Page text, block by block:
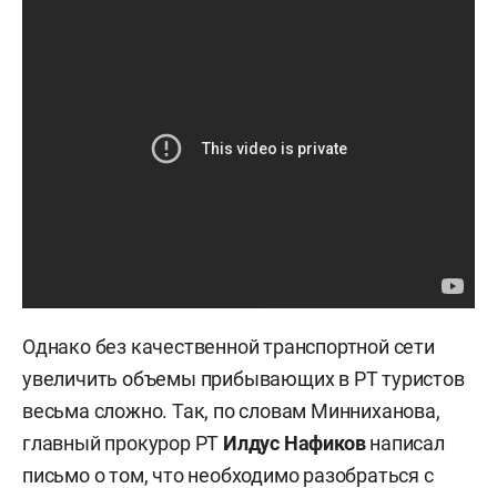
Однако без качественной транспортной сети
увеличить объемы прибывающих в РТ туристов
весьма сложно. Так, по словам Минниханова,
главный прокурор РТ Илдус Нафиковнаписал
письмо о том, что необходимо разобраться с